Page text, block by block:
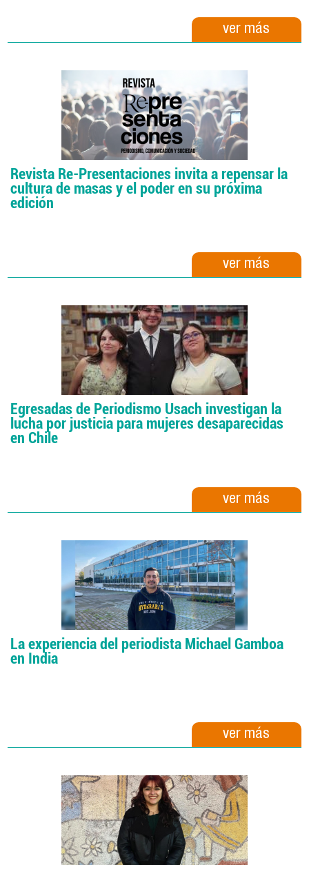
ver más
Revista Re-Presentaciones invita a repensar la
cultura de masas y el poder en su próxima
edición
ver más
Egresadas de Periodismo Usach investigan la
lucha por justicia para mujeres desaparecidas
en Chile
ver más
La experiencia del periodista Michael Gamboa
en India
ver más